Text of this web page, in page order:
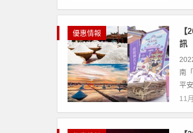
優惠情報
訊
南
平
11